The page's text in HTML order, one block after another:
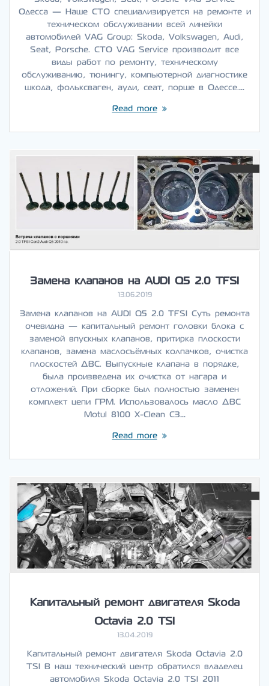
Одесса — Наше СТО специализируется на ремонте и
техническом обслуживании всей линейки
автомобилей VAG Group: Skoda, Volkswagen, Audi,
Seat, Porsche. СТО VAG Service производит все
виды работ по ремонту, техническому
обслуживанию, тюнингу, компьютерной диагностике
шкода, фольксваген, ауди, сеат, порше в Одессе.…
Read more
Замена клапанов на AUDI Q5 2.0 TFSI
13.06.2019
Замена клапанов на AUDI Q5 2.0 TFSI Суть ремонта
очевидна — капитальный ремонт головки блока с
заменой впускных клапанов, притирка плоскости
клапанов, замена маслосъёмных колпачков, очистка
плоскостей ДВС. Выпускные клапана в порядке,
была произведена их очистка от нагара и
отложений. При сборке был полностью заменен
комплект цепи ГРМ. Использовалось масло ДВС
Motul 8100 X-Clean C3…
Read more
Капитальный ремонт двигателя Skoda
Octavia 2.0 TSI
13.04.2019
Капитальный ремонт двигателя Skoda Octavia 2.0
TSI В наш технический центр обратился владелец
автомобиля Skoda Octavia 2.0 TSI 2011